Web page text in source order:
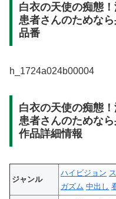
白衣の天使の痴態
患者さんのためな
品番
h_1724a024b00004
白衣の天使の痴態
患者さんのためな
作品詳細情報
ジャンル
ハイビジョン
ガズム 中出し